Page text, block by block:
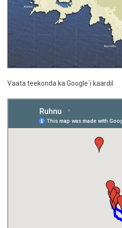
Vaata teekonda ka Google´i kaardil: